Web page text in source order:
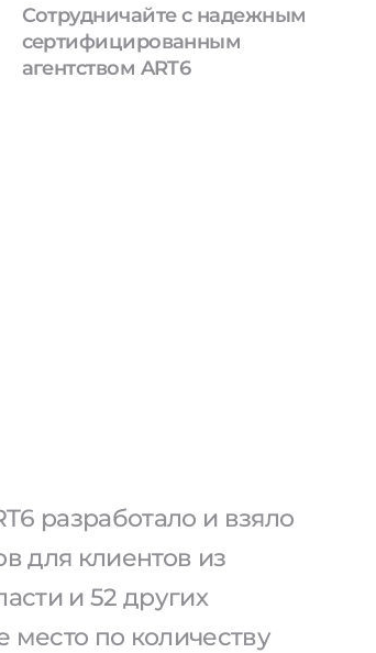
Сотрудничайте с надежным
сертифицированным
агентством ART6
разработало и взяло
для клиентов из
и 52 других
место по количеству